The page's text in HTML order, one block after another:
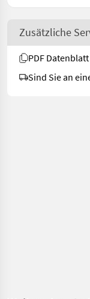
Zusätzliche
PDF Datenblatt
Sind Sie an